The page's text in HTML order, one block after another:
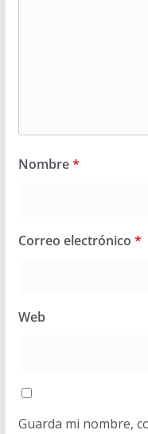
Nombre*
Correo electrónico *
Web
Guarda mi nombre,